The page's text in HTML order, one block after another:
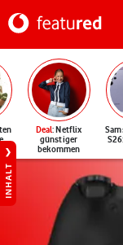
Deal: Netflix
günstiger
bekommen
INHALT